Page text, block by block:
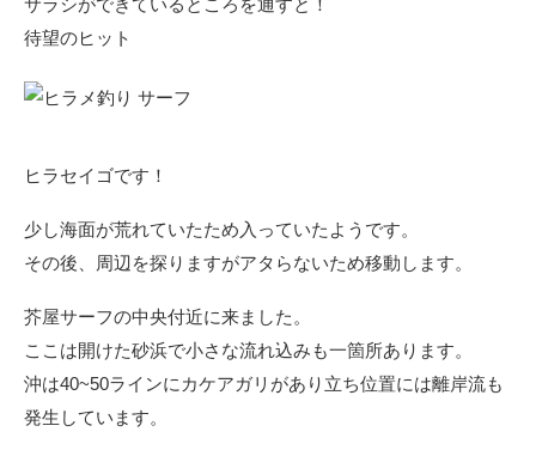
サラシができているところを通すと！
待望のヒット
ヒラセイゴです！
少し海面が荒れていたため入っていたようです。
その後、周辺を探りますがアタらないため移動します。
芥屋サーフの中央付近に来ました。
ここは開けた砂浜で小さな流れ込みも一箇所あります。
沖は40~50ラインにカケアガリがあり立ち位置には離岸流も
発生しています。